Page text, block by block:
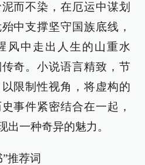
而不染，在厄运中谋划
中支撑坚守国族底线，
风中走出人生的山重水
奇。小说语言精致，节
限制性视角，将虚构的
事件紧密结合在一起，
出一种奇异的魅力。
推荐词